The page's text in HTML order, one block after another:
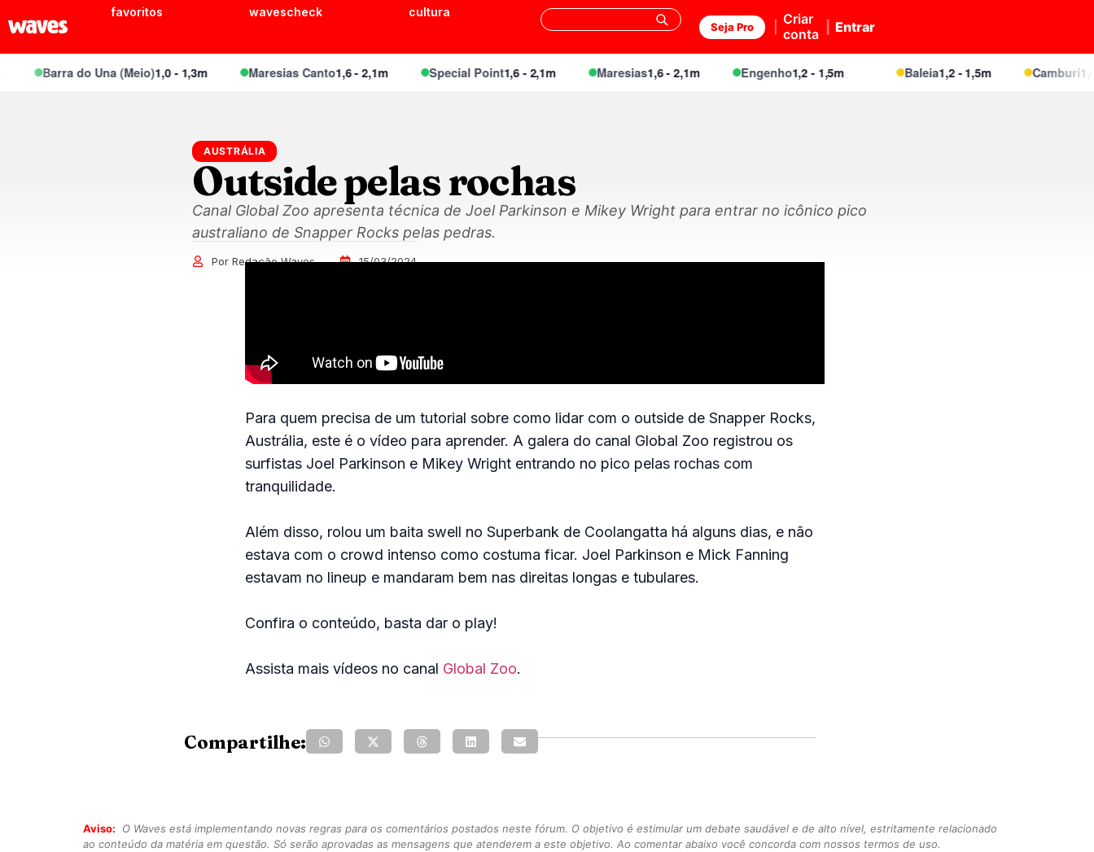
favoritos wavescheck cultura
Seja Pro
Criar
conta
Entrar
Barra do Una (Meio)1,0 - 1,3m Maresias Canto1,6 - 2,1m Special Point1,6 - 2,1m Maresias1,6 - 2,1m Engenho1,2 - 1,5m Baleia1,2 - 1,5m Camburi1,4 -
AUSTRÁLIA
Outside pelas rochas
Canal Global Zoo apresenta técnica de Joel Parkinson e Mikey Wright para entrar no icônico pico
australiano de Snapper Rocks pelas pedras.
Por Redação Waves 15/03/2024
Para quem precisa de um tutorial sobre como lidar com o outside de Snapper Rocks,
Austrália, este é o vídeo para aprender. A galera do canal Global Zoo registrou os
surfistas Joel Parkinson e Mikey Wright entrando no pico pelas rochas com
tranquilidade.
Além disso, rolou um baita swell no Superbank de Coolangatta há alguns dias, e não
estava com o crowd intenso como costuma ficar. Joel Parkinson e Mick Fanning
estavam no lineup e mandaram bem nas direitas longas e tubulares.
Confira o conteúdo, basta dar o play!
Assista mais vídeos no canal Global Zoo.
Compartilhe:
Aviso:
O Waves está implementando novas regras para os comentários postados neste fórum. O objetivo é estimular um debate saudável e de alto nível, estritamente relacionado
ao conteúdo da matéria em questão. Só serão aprovadas as mensagens que atenderem a este objetivo. Ao comentar abaixo você concorda com nossos termos de uso.